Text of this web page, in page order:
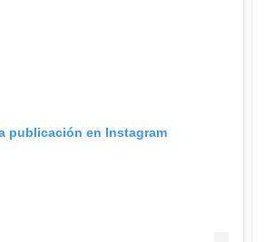
publicación en Instagram